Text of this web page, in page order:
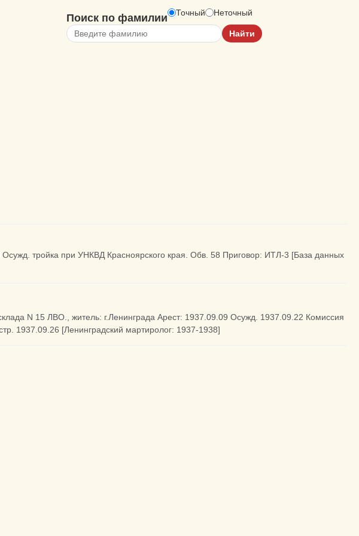
Поиск по фамилии Точный Неточный
тройка при УНКВД Красноярского края. Обв. 58 Приговор: ИТЛ-3 [База данных
N 15 ЛВО., житель: г.Ленинграда Арест: 1937.09.09 Осужд. 1937.09.22 Комиссия
1937.09.26 [Ленинградский мартиролог: 1937-1938]